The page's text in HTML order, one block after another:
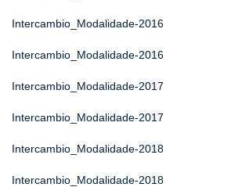
Intercambio_Modalidade-2016
Intercambio_Modalidade-2016
Intercambio_Modalidade-2017
Intercambio_Modalidade-2017
Intercambio_Modalidade-2018
Intercambio_Modalidade-2018